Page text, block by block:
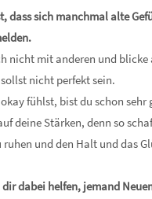
dass sich manchmal alte
nicht mit anderen und blicke
nicht perfekt sein.
fühlst, bist du schon sehr
deine Stärken, denn so
ruhen und den Halt und das
dabei helfen, jemand